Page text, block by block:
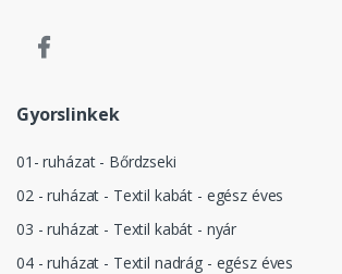
Gyorslinkek
01- ruházat - Bőrdzseki
02 - ruházat - Textil kabát - egész éves
03 - ruházat - Textil kabát - nyár
04 - ruházat - Textil nadrág - egész éves